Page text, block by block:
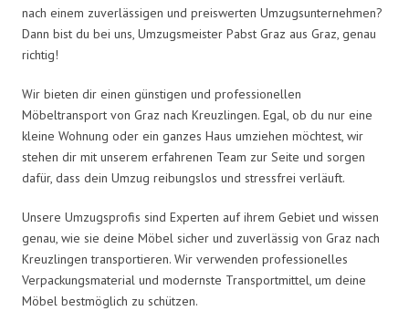
nach einem zuverlässigen und preiswerten Umzugsunternehmen?
Dann bist du bei uns, Umzugsmeister Pabst Graz aus Graz, genau
richtig!
Wir bieten dir einen günstigen und professionellen
Möbeltransport von Graz nach Kreuzlingen. Egal, ob du nur eine
kleine Wohnung oder ein ganzes Haus umziehen möchtest, wir
stehen dir mit unserem erfahrenen Team zur Seite und sorgen
dafür, dass dein Umzug reibungslos und stressfrei verläuft.
Unsere Umzugsprofis sind Experten auf ihrem Gebiet und wissen
genau, wie sie deine Möbel sicher und zuverlässig von Graz nach
Kreuzlingen transportieren. Wir verwenden professionelles
Verpackungsmaterial und modernste Transportmittel, um deine
Möbel bestmöglich zu schützen.